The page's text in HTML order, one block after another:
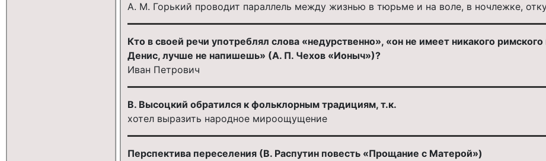
А. М. Горький проводит параллель между жизнью в тюрьме и на воле, в ночлежке,
Кто в своей речи употреблял слова «недурственно», «он не имеет никакого
Денис, лучше не напишешь» (А. П. Чехов «Ионыч»)?
Иван Петрович
В. Высоцкий обратился к фольклорным традициям, т.к.
хотел выразить народное мироощущение
Перспектива переселения (В. Распутин повесть «Прощание с Матерой»)